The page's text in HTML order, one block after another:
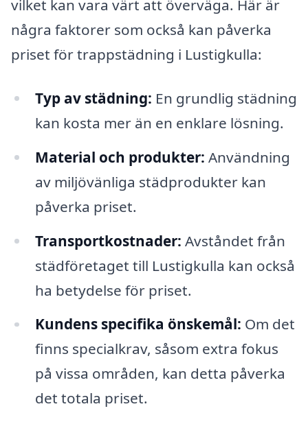
vilket kan vara värt att överväga. Här är
några faktorer som också kan påverka
priset för trappstädning i Lustigkulla:
Typ av städning: En grundlig städning
kan kosta mer än en enklare lösning.
Material och produkter: Användning
av miljövänliga städprodukter kan
påverka priset.
Transportkostnader: Avståndet från
städföretaget till Lustigkulla kan också
ha betydelse för priset.
Kundens specifika önskemål: Om det
finns specialkrav, såsom extra fokus
på vissa områden, kan detta påverka
det totala priset.